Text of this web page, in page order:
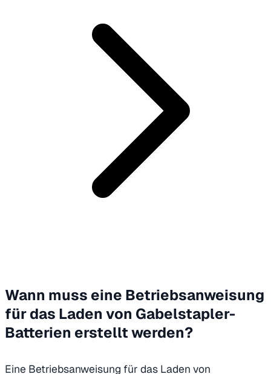
Wann muss eine Betriebsanweisung
für das Laden von Gabelstapler-
Batterien erstellt werden?
Eine Betriebsanweisung für das Laden von